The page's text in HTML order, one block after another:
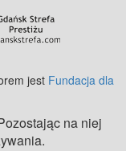
jest Fundacja dla
na niej